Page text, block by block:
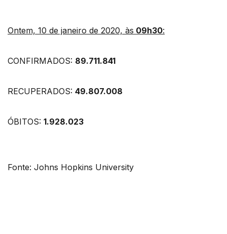
Ontem, 10 de janeiro de 2020, às 09h30:
CONFIRMADOS: 89.711.841
RECUPERADOS: 49.807.008
ÓBITOS: 1.928.023
Fonte: Johns Hopkins University